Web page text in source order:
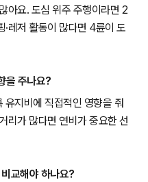
아요. 도심 위주 주행이라면 2
레저 활동이 많다면 4륜이 도
을 주나요?
유지비에 직접적인 영향을 줘
리가 많다면 연비가 중요한 선
교해야 하나요?